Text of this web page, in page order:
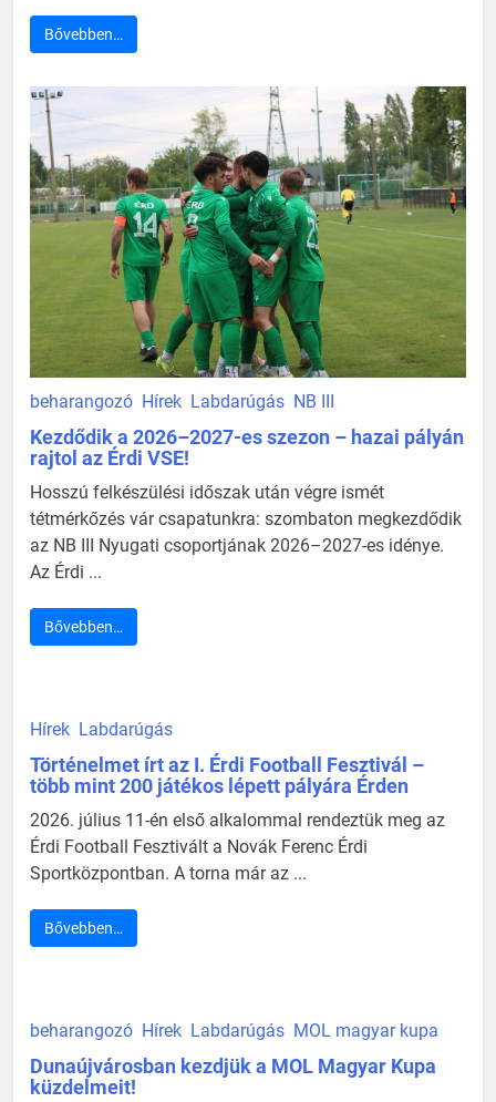
Bővebben…
beharangozó Hírek Labdarúgás NB III
Kezdődik a 2026–2027-es szezon – hazai pályán
rajtol az Érdi VSE!
Hosszú felkészülési időszak után végre ismét
tétmérkőzés vár csapatunkra: szombaton megkezdődik
az NB III Nyugati csoportjának 2026–2027-es idénye.
Az Érdi ...
Bővebben…
Hírek Labdarúgás
Történelmet írt az I. Érdi Football Fesztivál –
több mint 200 játékos lépett pályára Érden
2026. július 11-én első alkalommal rendeztük meg az
Érdi Football Fesztivált a Novák Ferenc Érdi
Sportközpontban. A torna már az ...
Bővebben…
beharangozó Hírek Labdarúgás MOL magyar kupa
Dunaújvárosban kezdjük a MOL Magyar Kupa
küzdelmeit!